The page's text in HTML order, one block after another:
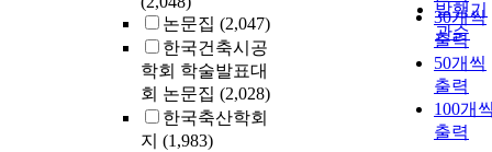
논문집 (2,047)
한국건축시공
학회 학술발표대
회 논문집 (2,028)
한국축산학회
지 (1,983)
발행기
관순
30개씩
출력
50개씩
출력
100개
출력